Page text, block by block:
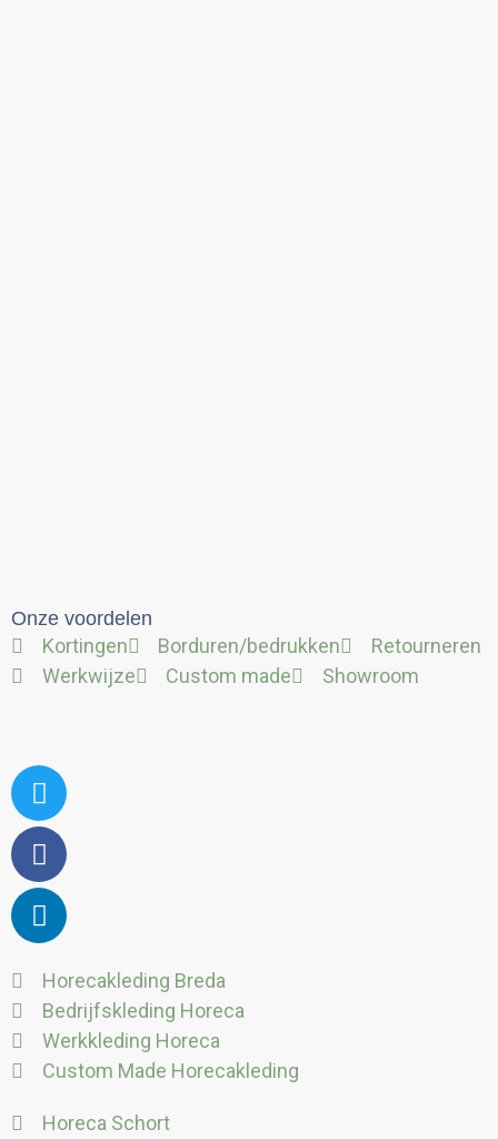
Onze voordelen
Kortingen Borduren/bedrukken
Retourneren
Werkwijze
Custom made Showroom
Twitter
Facebook
Linkedin
Horecakleding Breda
Bedrijfskleding Horeca
Werkkleding Horeca
Custom Made Horecakleding
Horeca Schort